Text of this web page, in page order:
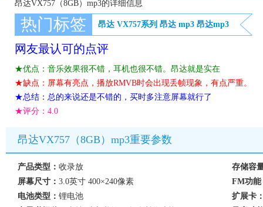
昂达VX757（8GB）mp3的详细信息
热门标签 昂达 VX757系列 昂达 mp3 昂达mp3
网友最认可的点评
★优点：音乐效果很不错，耳机也很不错。昂达就是实在
★缺点：屏幕有亮点，播放RMVB时会出现丢帧现象，有点严重。
★总结：总的来说还是不错的，买时多注意屏幕就行了
★评分： 4.0
昂达VX757（8GB）mp3重要参数
产品类型： 收录放
存储容
屏幕尺寸： 3.0英寸 400×240像素
FM功能
电池类型： 锂电池
扩展卡